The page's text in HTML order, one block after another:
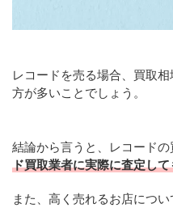
レコードを売る場合、買取
方が多いことでしょう。
結論から言うと、レコードの
ド買取業者に実際に査定し
また、高く売れるお店につい